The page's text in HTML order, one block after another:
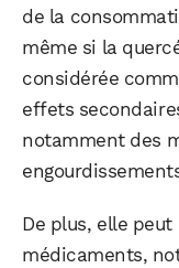
de la
même si la
considérée
effets
notamment des
De plus, elle
médicaments,